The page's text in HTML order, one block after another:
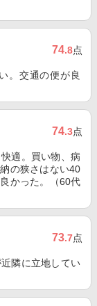
74.8点
。交通の便が良
74.3点
適。買い物、病
の狭さはない40
かった。（60代
73.7点
隣に立地してい